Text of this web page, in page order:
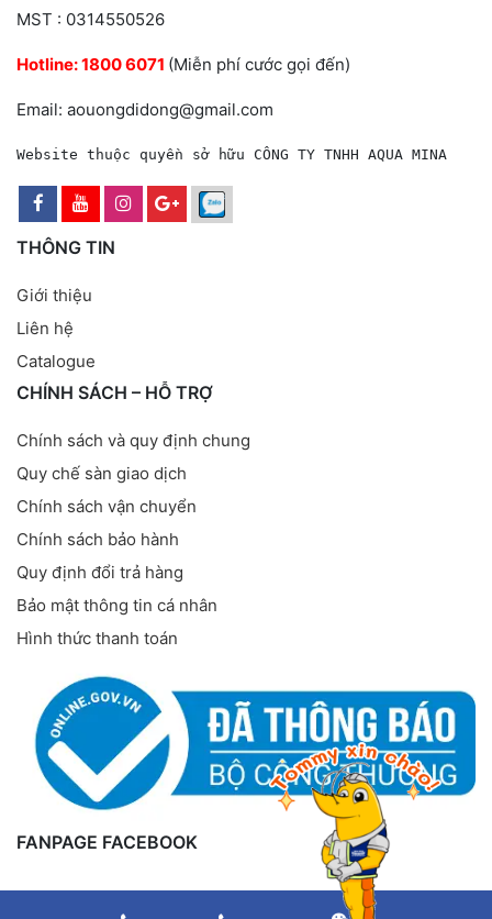
MST : 0314550526
Hotline:1800 6071 (Miễn phí cước gọi đến)
Email: aouongdidong@gmail.com
Website thuộc quyền sở hữu CÔNG TY TNHH AQUA MINA
THÔNG TIN
Giới thiệu
Liên hệ
Catalogue
CHÍNH SÁCH – HỖ TRỢ
Chính sách và quy định chung
Quy chế sàn giao dịch
Chính sách vận chuyển
Chính sách bảo hành
Quy định đổi trả hàng
Bảo mật thông tin cá nhân
Hình thức thanh toán
FANPAGE FACEBOOK